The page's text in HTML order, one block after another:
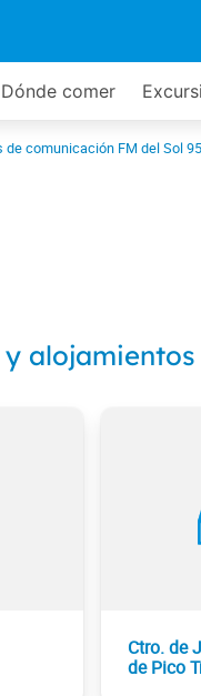
Dónde comer
de comunicación FM del Sol
Ctro. de
de Pico